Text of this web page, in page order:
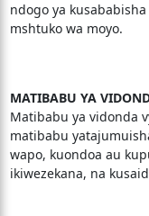
ndogo ya
mshtuko wa moyo.
MATIBABU YA
Matibabu ya vidonda
matibabu
wapo, kuondoa au
ikiwezekana, na